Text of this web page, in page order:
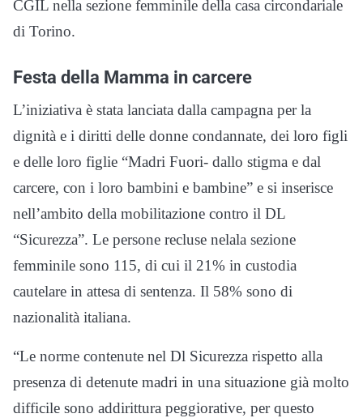
CGIL nella sezione femminile della casa circondariale
di Torino.
Festa della Mamma in carcere
L’iniziativa è stata lanciata dalla campagna per la
dignità e i diritti delle donne condannate, dei loro figli
e delle loro figlie “Madri Fuori- dallo stigma e dal
carcere, con i loro bambini e bambine” e si inserisce
nell’ambito della mobilitazione contro il DL
“Sicurezza”. Le persone recluse nelala sezione
femminile sono 115, di cui il 21% in custodia
cautelare in attesa di sentenza. Il 58% sono di
nazionalità italiana.
“Le norme contenute nel Dl Sicurezza rispetto alla
presenza di detenute madri in una situazione già molto
difficile sono addirittura peggiorative, per questo